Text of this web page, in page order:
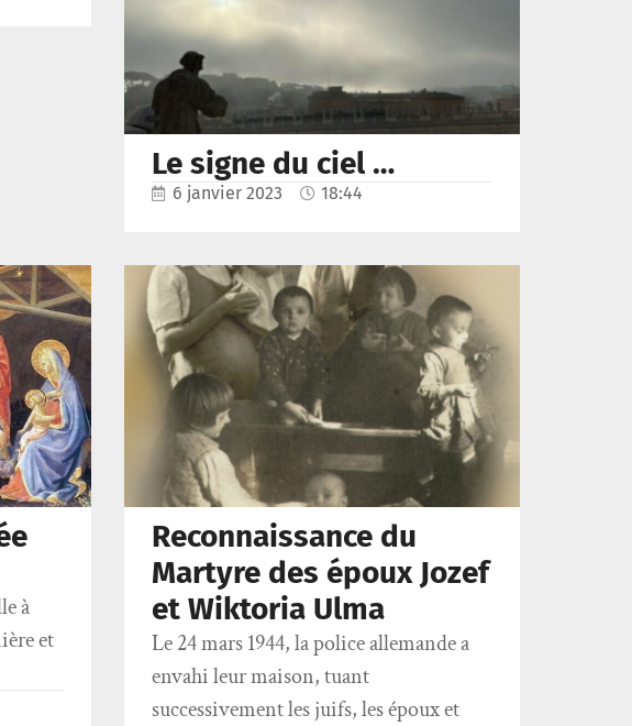
Le signe du ciel …
6 janvier 2023 18:44
à
et
Reconnaissance du
Martyre des époux Jozef
et Wiktoria Ulma
Le 24 mars 1944, la police allemande a
envahi leur maison, tuant
successivement les juifs, les époux et